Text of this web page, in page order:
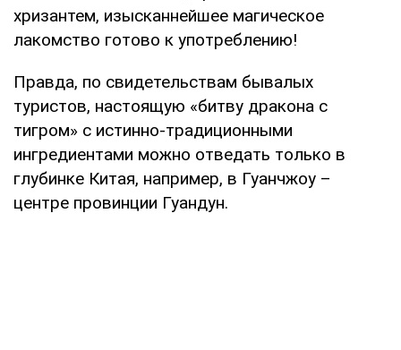
хризантем, изысканнейшее магическое
лакомство готово к употреблению!
Правда, по свидетельствам бывалых
туристов, настоящую «битву дракона с
тигром» с истинно-традиционными
ингредиентами можно отведать только в
глубинке Китая, например, в Гуанчжоу –
центре провинции Гуандун.